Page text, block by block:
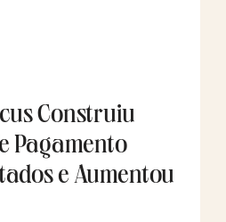
Construiu
Pagamento
e Aumentou